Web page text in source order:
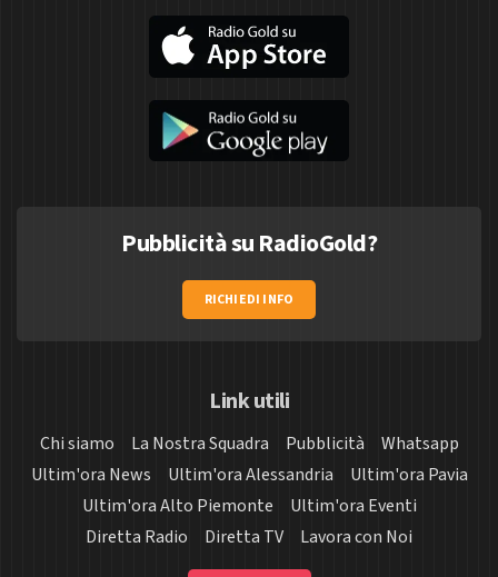
Pubblicità su RadioGold?
RICHIEDI INFO
Link utili
Chi siamo La Nostra Squadra Pubblicità
Whatsapp
Ultim'ora News
Ultim'ora Alessandria
Ultim'ora Pavia
Ultim'ora Alto Piemonte
Ultim'ora Eventi
Diretta Radio
Diretta TV Lavora con Noi